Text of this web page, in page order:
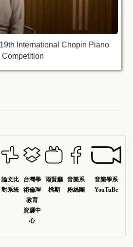
International Chopin Piano
Competition
論文比
對系統
台灣學
術倫理
教育
資源中
心
雨賢廳
檔期
音樂系
粉絲團
音樂學系
YouTuBe